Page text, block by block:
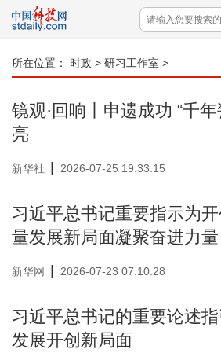
所在位置： 时政 > 研习工作室 >
镜观·回响丨申遗成功 “千
亮
新华社 2026-07-25 19:33:15
习近平总书记重要指示为
量发展新局面凝聚奋进力量
新华网 2026-07-23 07:10:28
习近平总书记的重要论述
发展开创新局面